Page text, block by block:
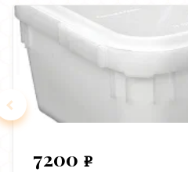
7200 e